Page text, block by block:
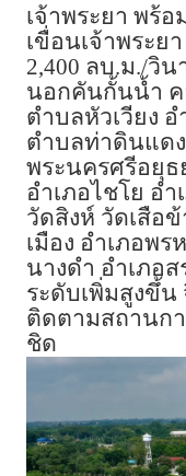
เจ้าพระยา พร้
เขื่อนเจ้าพระย
2,400 ลบ.ม./วิ
นอกคันกั้นน้ำ ค
ตำบลหัวเวียง
ตำบลท่าดินแด
พระนครศรีอยุธ
อำเภอไชโย อ
วัดสิงห์ วัดเสือ
เมือง อำเภอพ
นางดำ อำเภอ
ระดับเพิ่มสูงขึ้น
ติดตามสถานก
ชิด